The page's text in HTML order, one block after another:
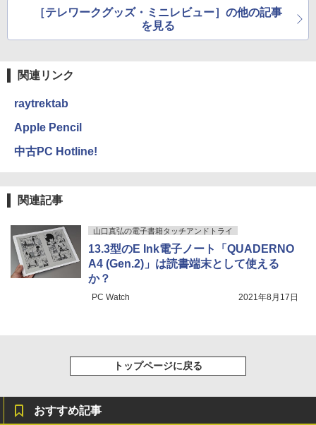
［テレワークグッズ・ミニレビュー］の他の記事
を見る
関連リンク
raytrektab
Apple Pencil
中古PC Hotline!
関連記事
山口真弘の電子書籍タッチアンドトライ
13.3型のE Ink電子ノート「QUADERNO
A4 (Gen.2)」は読書端末として使える
か？
PC Watch 2021年8月17日
トップページに戻る
おすすめ記事